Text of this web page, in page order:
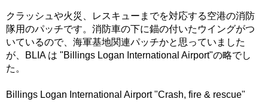
クラッシュや火災、レスキューまでを対応する空港の消防
隊用のパッチです。消防車の下に錨の付いたウイングがつ
いているので、海軍基地関連パッチかと思っていました
が、BLIA は "Billings Logan International Airport"の略でし
た。
Billings Logan International Airport "Crash, fire & rescue"